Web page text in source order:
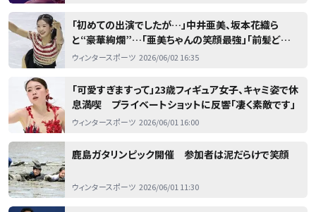
「初めての出演でしたが…」中井亜美、坂本花織ら
と“豪華絢爛”…「亜美ちゃんの笑顔最強」「前髪どタイ
プです」
ウィンタースポーツ 2026/06/02 16:35
「可愛すぎますって」23歳フィギュア女子、キャミ姿で休
息満喫 プライベートショットに反響「凄く素敵です」
ウィンタースポーツ 2026/06/01 16:00
鹿島ガタリンピック開催 参加者は泥だらけで笑顔
ウィンタースポーツ 2026/06/01 11:30